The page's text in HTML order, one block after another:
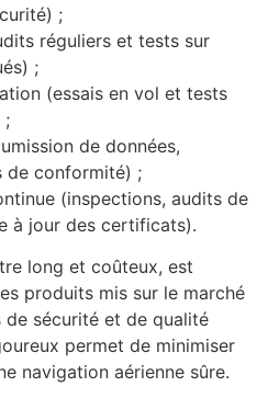
;
réguliers et tests sur
;
(essais en vol et tests
;
de données,
de conformité) ;
(inspections, audits de
à jour des certificats).
long et coûteux, est
produits mis sur le marché
sécurité et de qualité
permet de minimiser
navigation aérienne sûre.